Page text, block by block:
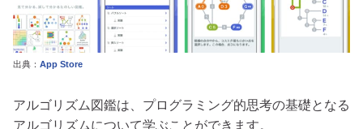
出典： App Store
アルゴリズム図鑑は、プログラミング的思考の基礎となる
アルゴリズムについて学ぶことができます。